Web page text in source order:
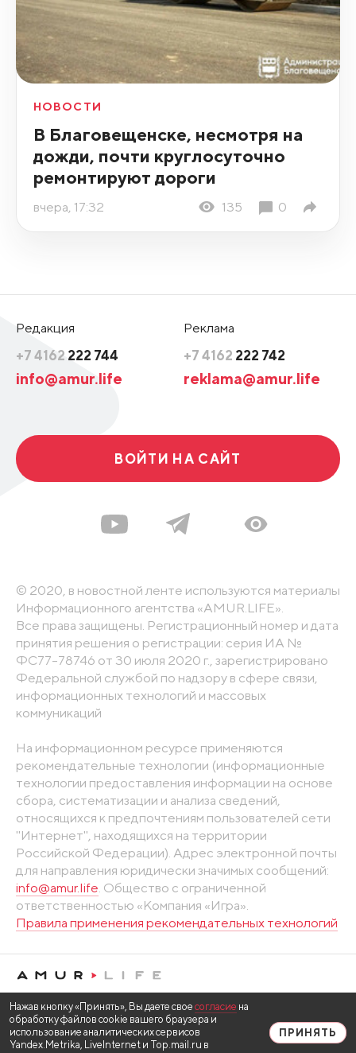
НОВОСТИ
В Благовещенске, несмотря на
дожди, почти круглосуточно
ремонтируют дороги
вчера, 17:32 135 0
Редакция
+7 4162 222 744
info@amur.life
Реклама
+7 4162 222 742
reklama@amur.life
ВОЙТИ НА САЙТ
© 2020, в новостной ленте используются материалы
Информационного агентства «AMUR.LIFE».
Все права защищены. Регистрационный номер и дата
принятия решения о регистрации: серия ИА №
ФС77-78746 от 30 июля 2020 г., зарегистрировано
Федеральной службой по надзору в сфере связи,
информационных технологий и массовых
коммуникаций
На информационном ресурсе применяются
рекомендательные технологии (информационные
технологии предоставления информации на основе
сбора, систематизации и анализа сведений,
относящихся к предпочтениям пользователей сети
"Интернет", находящихся на территории
Российской Федерации). Адрес электронной почты
для направления юридически значимых сообщений:
info@amur.life . Общество с ограниченной
ответственностью «Компания «Игра».
Правила применения рекомендательных технологий
Нажав кнопку «Принять», Вы даете свое согласие на
обработку файлов cookie вашего браузера и
использование аналитических сервисов
Yandex.Metrika, LiveInternet и Top.mail.ru в
ПРИНЯТЬ